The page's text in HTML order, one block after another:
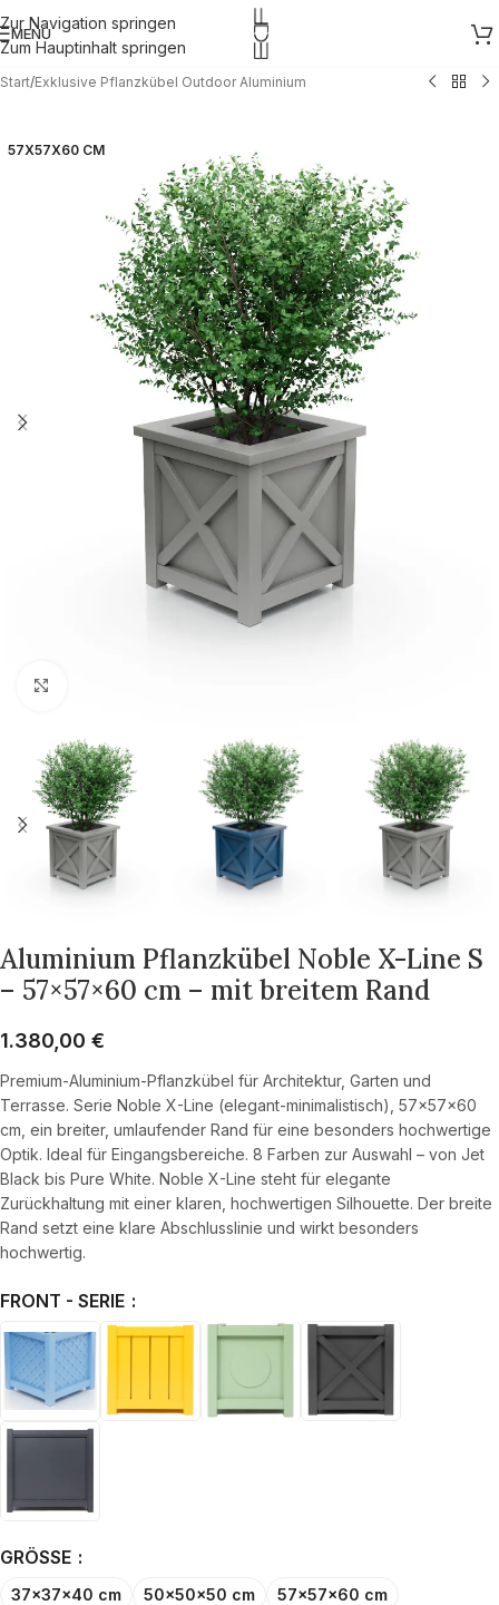
Zur Navigation springen
Zum Hauptinhalt springen
MENÜ
Start/Exklusive Pflanzkübel Outdoor Aluminium
57X57X60 CM
Aluminium Pflanzkübel Noble X-Line S
– 57×57×60 cm – mit breitem Rand
1.380,00 €
Premium-Aluminium-Pflanzkübel für Architektur, Garten und
Terrasse. Serie Noble X-Line (elegant-minimalistisch), 57×57×60
cm, ein breiter, umlaufender Rand für eine besonders hochwertige
Optik. Ideal für Eingangsbereiche. 8 Farben zur Auswahl – von Jet
Black bis Pure White. Noble X-Line steht für elegante
Zurückhaltung mit einer klaren, hochwertigen Silhouette. Der breite
Rand setzt eine klare Abschlusslinie und wirkt besonders
hochwertig.
FRONT - SERIE
GRÖSSE
37x37x40 cm 50x50x50 cm
57x57x60 cm